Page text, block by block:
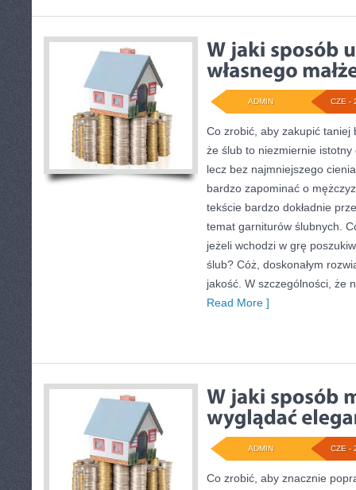
CZE -
ADMIN
Co zrobić, aby zakupić taniej
że ślub to niezmiernie istotny
lecz bez najmniejszego
bardzo zapominać o
tekście bardzo dokładnie
temat garniturów ślubnych.
jeżeli wchodzi w grę
ślub? Cóż, doskonałym
jakość. W szczególności, że
Read More ]
CZE -
ADMIN
Co zrobić, aby znacznie